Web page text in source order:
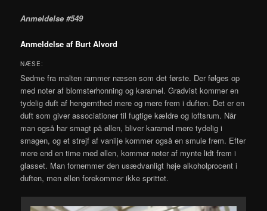
Anmeldelse #549
Anmeldelse af Burt Alvord
NÆSE:
Sødme fra malten rammer næsen som det første. Der følges op
med noter af blomsterhonning og karamel. Gradvist kommer en
tydelig duft af hengemthed mere og mere frem i duften. Det er en
duft som giver associationer til fugtige kældre og loftsrum. Når
man også har smagt på øllen, bliver karamel mere tydelig i
smagen, og et strejf af vanilje kommer også en smule frem. Efter
mere end en time med øllen, kommer noter af mynte lidt frem i
glasset. Man fornemmer den usædvanligt høje alkoholprocent i
duften, men øllen forekommer ikke sprittet.